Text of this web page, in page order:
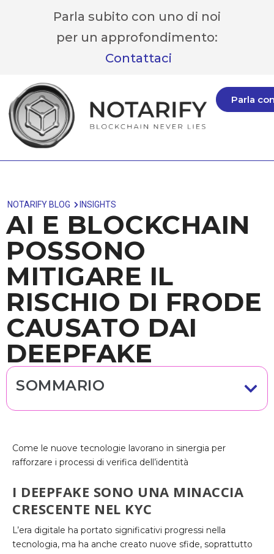
Parla subito con uno di noi
per un approfondimento:
Contattaci
Parla
NOTARIFY BLOG INSIGHTS
AI E BLOCKCHAIN
POSSONO
MITIGARE IL
RISCHIO DI FRODE
CAUSATO DAI
DEEPFAKE
SOMMARIO
Come le nuove tecnologie lavorano in sinergia per
rafforzare i processi di verifica dell’identità
I DEEPFAKE SONO UNA MINACCIA
CRESCENTE NEL KYC
L’era digitale ha portato significativi progressi nella
tecnologia, ma ha anche creato nuove sfide, soprattutto